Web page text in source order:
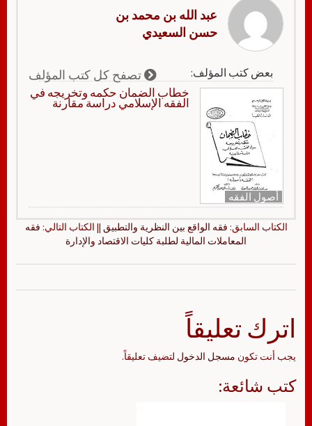
عبد الله بن محمد بن
حسن السعيدي
بعض كتب المؤلف: تصفح كل كتب المؤلف
أصول الفقه
‏‏خطاب الضمان حكمه وتخريجه في
الفقه الإسلامي دراسة مقارنة
الكتاب السابق: فقه الواقع بين النظرية والتطبيق || الكتاب التالي: فقه
المعاملات المالية لطلبة كليات الاقتصاد والإدارة
اترك تعليقاً
يجب أنت تكون مسجل الدخول لتضيف تعليقاً.
كتب شائعة: